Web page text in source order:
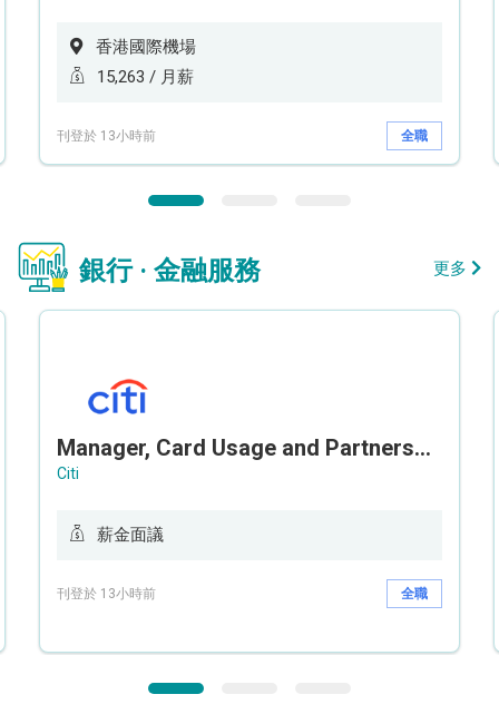
香港國際機場
15,263 / 月薪
刊登於 13小時前 全職
銀行 · 金融服務 更多
Manager, Card Usage and Partnership
Citi
薪金面議
刊登於 13小時前 全職